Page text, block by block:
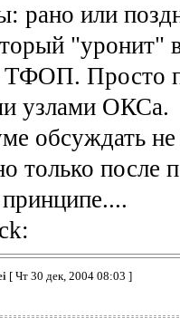
рано или
"уронит"
ТФОП. Просто
узлами ОКСа.
обсуждать не
только
[ Чт 30 дек, 2004 08:03 ]